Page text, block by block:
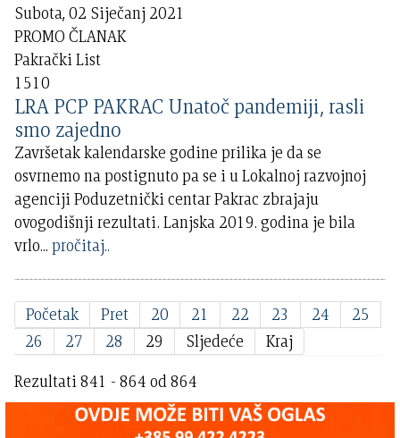
Subota, 02 Siječanj 2021
PROMO ČLANAK
Pakrački List
1510
LRA PCP PAKRAC Unatoč pandemiji, rasli
smo zajedno
Završetak kalendarske godine prilika je da se
osvrnemo na postignuto pa se i u Lokalnoj razvojnoj
agenciji Poduzetnički centar Pakrac zbrajaju
ovogodišnji rezultati. Lanjska 2019. godina je bila
vrlo... pročitaj..
Početak Pret 20 21 22 23 24
25
26
27 28 29 Sljedeće
Kraj
Rezultati 841 - 864 od 864